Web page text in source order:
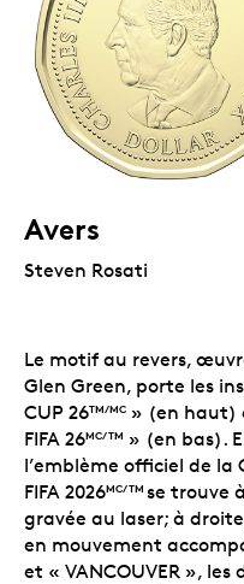
Avers
Steven Rosati
Le motif au revers,
Glen Green, porte les
CUP 26TM/MC » (en haut)
FIFA 26MC/TM » (en bas).
l’emblème officiel de la
FIFA 2026MC/TM se trouve
gravée au laser; à
en mouvement
et « VANCOUVER »,